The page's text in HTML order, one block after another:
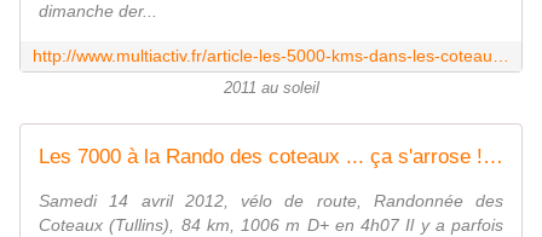
dimanche der...
2011 au soleil
Les 7000 à la Rando des coteaux ... ça s'arrose ! - Le blog de Brigitte
Samedi 14 avril 2012, vélo de route, Randonnée des
Coteaux (Tullins), 84 km, 1006 m D+ en 4h07 Il y a parfois